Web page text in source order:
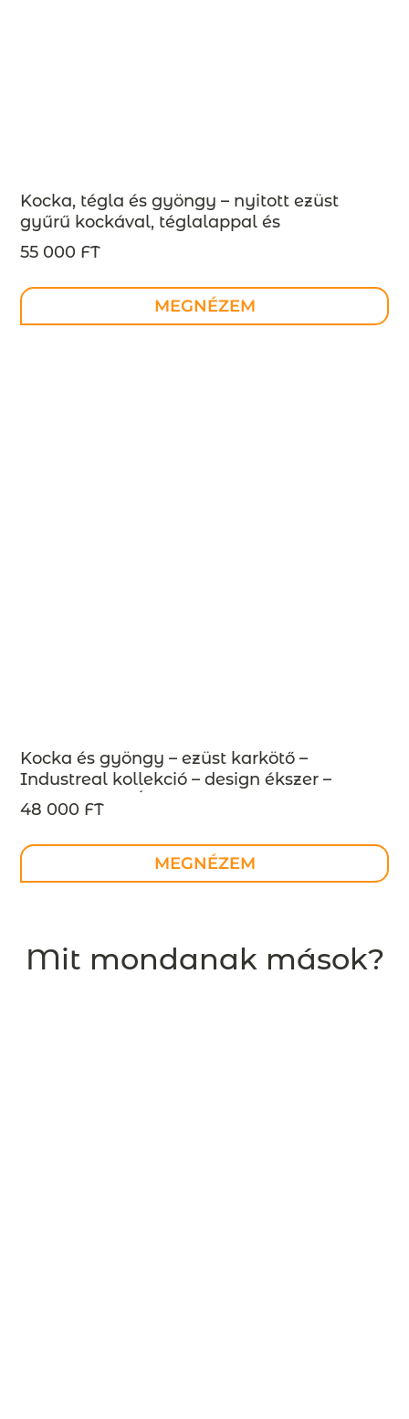
Kocka, tégla és gyöngy – nyitott ezüst
gyűrű kockával, téglalappal és
gyönggyel, INDUSTREAL kollekció –
MEGRENDELÉSRE
55 000 FT
MEGNÉZEM
Kocka és gyöngy – ezüst karkötő –
Industreal kollekció – design ékszer –
MEGRENDELÉSRE
48 000 FT
MEGNÉZEM
Mit mondanak mások?